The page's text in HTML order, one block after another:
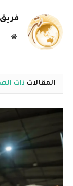
موقع
المقالات ذات